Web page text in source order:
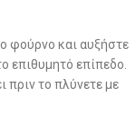
φούρνο και αυξήστε
επιθυμητό επίπεδο.
πριν το πλύνετε με